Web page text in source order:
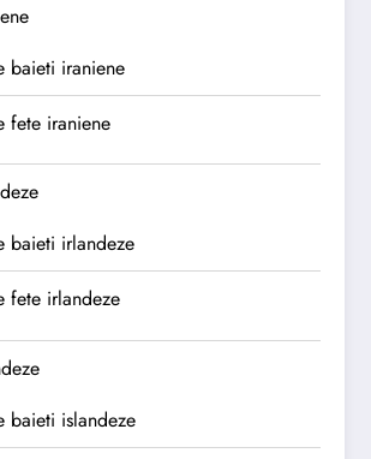
baieti iraniene
fete iraniene
baieti irlandeze
fete irlandeze
baieti islandeze